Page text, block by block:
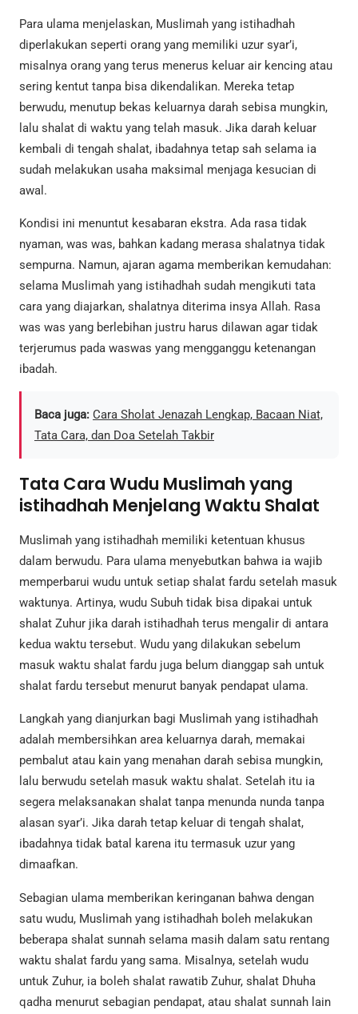
Para ulama menjelaskan, Muslimah yang istihadhah
diperlakukan seperti orang yang memiliki uzur syar’i,
misalnya orang yang terus menerus keluar air kencing atau
sering kentut tanpa bisa dikendalikan. Mereka tetap
berwudu, menutup bekas keluarnya darah sebisa mungkin,
lalu shalat di waktu yang telah masuk. Jika darah keluar
kembali di tengah shalat, ibadahnya tetap sah selama ia
sudah melakukan usaha maksimal menjaga kesucian di
awal.
Kondisi ini menuntut kesabaran ekstra. Ada rasa tidak
nyaman, was was, bahkan kadang merasa shalatnya tidak
sempurna. Namun, ajaran agama memberikan kemudahan:
selama Muslimah yang istihadhah sudah mengikuti tata
cara yang diajarkan, shalatnya diterima insya Allah. Rasa
was was yang berlebihan justru harus dilawan agar tidak
terjerumus pada waswas yang mengganggu ketenangan
ibadah.
Baca juga: Cara Sholat Jenazah Lengkap, Bacaan Niat,
Tata Cara, dan Doa Setelah Takbir
Tata Cara Wudu Muslimah yang
istihadhah Menjelang Waktu Shalat
Muslimah yang istihadhah memiliki ketentuan khusus
dalam berwudu. Para ulama menyebutkan bahwa ia wajib
memperbarui wudu untuk setiap shalat fardu setelah masuk
waktunya. Artinya, wudu Subuh tidak bisa dipakai untuk
shalat Zuhur jika darah istihadhah terus mengalir di antara
kedua waktu tersebut. Wudu yang dilakukan sebelum
masuk waktu shalat fardu juga belum dianggap sah untuk
shalat fardu tersebut menurut banyak pendapat ulama.
Langkah yang dianjurkan bagi Muslimah yang istihadhah
adalah membersihkan area keluarnya darah, memakai
pembalut atau kain yang menahan darah sebisa mungkin,
lalu berwudu setelah masuk waktu shalat. Setelah itu ia
segera melaksanakan shalat tanpa menunda nunda tanpa
alasan syar’i. Jika darah tetap keluar di tengah shalat,
ibadahnya tidak batal karena itu termasuk uzur yang
dimaafkan.
Sebagian ulama memberikan keringanan bahwa dengan
satu wudu, Muslimah yang istihadhah boleh melakukan
beberapa shalat sunnah selama masih dalam satu rentang
waktu shalat fardu yang sama. Misalnya, setelah wudu
untuk Zuhur, ia boleh shalat rawatib Zuhur, shalat Dhuha
qadha menurut sebagian pendapat, atau shalat sunnah lain